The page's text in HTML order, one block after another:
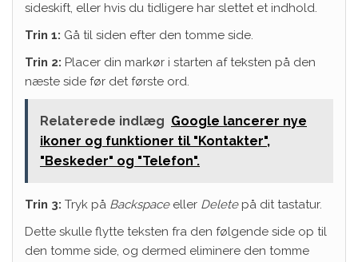
sideskift, eller hvis du tidligere har slettet et indhold.
Trin 1: Gå til siden efter den tomme side.
Trin 2: Placer din markør i starten af ​​teksten på den
næste side før det første ord.
Relaterede indlæg Google lancerer nye
ikoner og funktioner til "Kontakter",
"Beskeder" og "Telefon".
Trin 3: Tryk på Backspaceeller Deletepå dit tastatur.
Dette skulle flytte teksten fra den følgende side op til
den tomme side, og dermed eliminere den tomme